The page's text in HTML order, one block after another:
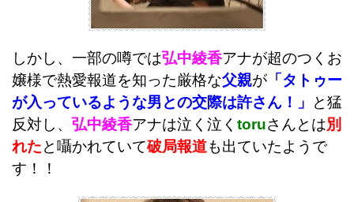
しかし、一部の噂では弘中綾香アナが超のつくお
嬢様で熱愛報道を知った厳格な父親が 「タトゥー
が入っているような男との交際は許さん！」
と猛
反対し、 弘中綾香アナは泣く泣く toruさんとは別
れたと囁かれていて破局報道も出ていたようで
す！！